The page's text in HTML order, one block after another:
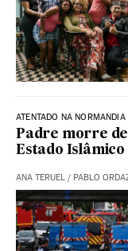
ATENTADO NA NORMANDIA
Padre morre
Estado
ANA TERUEL / PABLO